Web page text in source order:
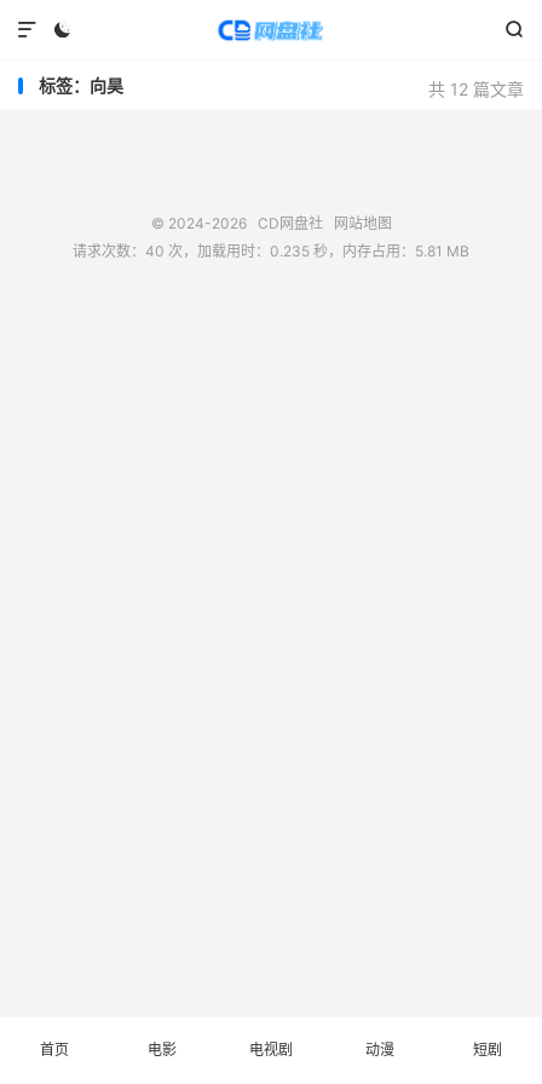
 

共 12 篇文章
标签：向昊
© 2024-2026 CD网盘社
网站地图
请求次数：40 次，加载用时：0.235 秒，内存占用：5.81 MB
首页 电影 电视剧 动漫 短剧